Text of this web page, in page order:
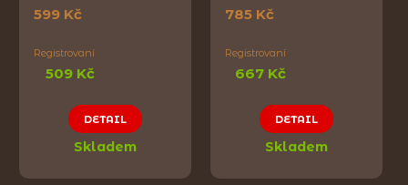
599 Kč
Registrovaní
509 Kč
DETAIL
Skladem
785 Kč
Registrovaní
667 Kč
DETAIL
Skladem